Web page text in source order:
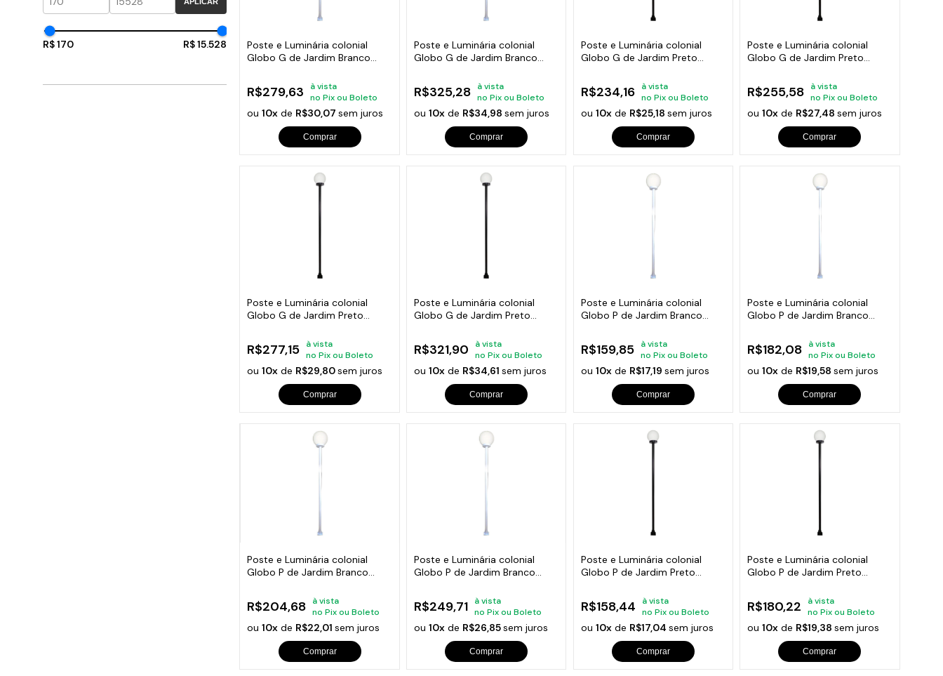
Tampões e Tampas de Chão
Acessorios para Piscinas
Ver Tudo
R$ 170 R$ 15.528
Poste e Luminária colonial
Globo G de Jardim Branco
R$279,63
à vista
no Pix ou Boleto
ou10x de R$30,07sem juros
Comprar
Poste e Luminária colonial
Globo G de Jardim Branco
R$325,28
à vista
no Pix ou Boleto
ou10x de R$34,98sem juros
Comprar
Poste e Luminária colonial
Globo G de Jardim Preto
R$234,16
à vista
no Pix ou Boleto
ou 10xde R$25,18 sem juros
Comprar
Poste e Luminária colonial
Globo G de Jardim Preto
R$255,58
à vista
no Pix ou Boleto
ou10x de R$27,48sem juros
Comprar
Poste e Luminária colonial
Globo G de Jardim Preto
R$277,15
à vista
no Pix ou Boleto
ou10x de R$29,80sem juros
Comprar
Poste e Luminária colonial
Globo G de Jardim Preto
R$321,90
à vista
no Pix ou Boleto
ou10x de R$34,61sem juros
Comprar
Poste e Luminária colonial
Globo P de Jardim Branco
R$159,85
à vista
no Pix ou Boleto
ou 10xde R$17,19 sem juros
Comprar
Poste e Luminária colonial
Globo P de Jardim Branco
R$182,08
à vista
no Pix ou Boleto
ou10x de R$19,58sem juros
Comprar
Poste e Luminária colonial
Globo P de Jardim Branco
R$204,68
à vista
no Pix ou Boleto
ou10x de R$22,01sem juros
Comprar
Poste e Luminária colonial
Globo P de Jardim Branco
R$249,71
à vista
no Pix ou Boleto
ou10x de R$26,85sem juros
Comprar
Poste e Luminária colonial
Globo P de Jardim Preto
R$158,44
à vista
no Pix ou Boleto
ou 10xde R$17,04 sem juros
Comprar
Poste e Luminária colonial
Globo P de Jardim Preto
R$180,22
à vista
no Pix ou Boleto
ou10x de R$19,38sem juros
Comprar